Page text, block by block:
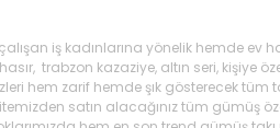
iş kadınlarına yönelik hemde ev
trabzon kazaziye, altın seri, kişiye
hem zarif hemde şık gösterecek
satın alacağınız tüm gümüş